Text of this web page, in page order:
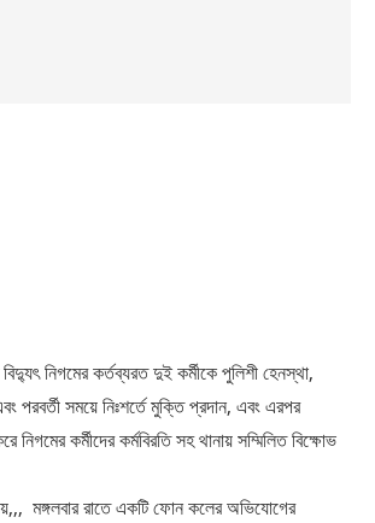
নিগমের কর্তব্যরত দুই কর্মীকে পুলিশী হেনস্থা,
পরবর্তী সময়ে নিঃশর্তে মুক্তি প্রদান, এবং এরপর
নিগমের কর্মীদের কর্মবিরতি সহ থানায় সম্মিলিত বিক্ষোভ
মঙ্গলবার রাতে একটি ফোন কলের অভিযোগের